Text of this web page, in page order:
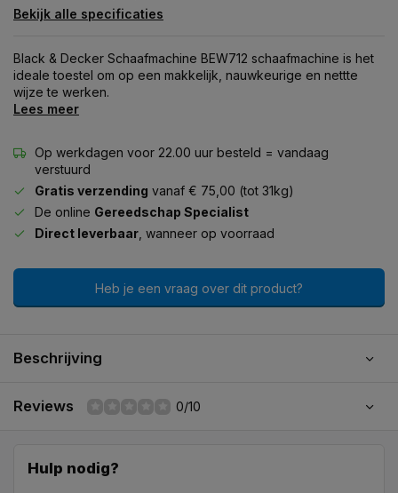
Bekijk alle specificaties
Black & Decker Schaafmachine BEW712 schaafmachine is het
ideale toestel om op een makkelijk, nauwkeurige en nettte
wijze te werken.
Lees meer
Op werkdagen voor 22.00 uur besteld = vandaag
verstuurd
Gratis verzending vanaf € 75,00 (tot 31kg)
De online Gereedschap Specialist
Direct leverbaar , wanneer op voorraad
Heb je een vraag over dit product?
Beschrijving
Reviews 0/10
Hulp nodig?